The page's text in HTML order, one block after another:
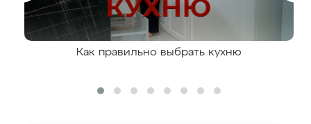
Как правильно выбрать кухню